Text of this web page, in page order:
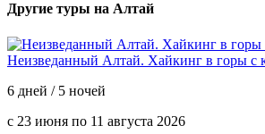
Другие туры на Алтай
Неизведанный Алтай. Хайкинг в горы с
6 дней / 5 ночей
с 23 июня по 11 августа 2026